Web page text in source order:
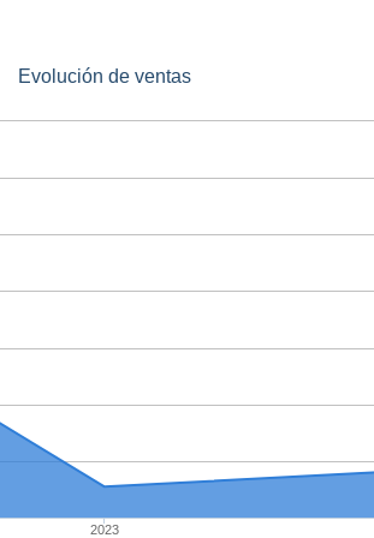
Evolución de ventas
2023